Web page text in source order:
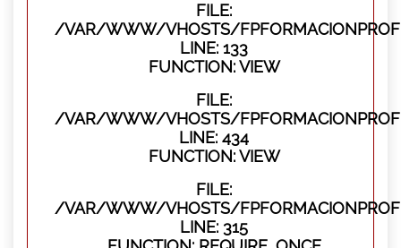
FILE:
/VAR/WWW/VHOSTS/
LINE: 133
FUNCTION: VIEW
FILE:
/VAR/WWW/VHOSTS/
LINE: 434
FUNCTION: VIEW
FILE:
/VAR/WWW/VHOSTS/
LINE: 315